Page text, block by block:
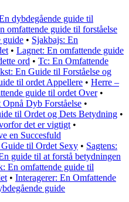
dybdegående guide til
omfattende guide til forståelse
guide • Sjakbajs: En
• Lagnet: En omfattende guide
ord • Tc: En Omfattende
En Guide til Forståelse og
til ordet Appellere • Herre –
guide til ordet Over•
Dyb Forståelse •
til Ordet og Dets Betydning •
det er vigtigt •
en Succesfuld
til Ordet Sexy • Sagtens:
guide til at forstå betydningen
En omfattende guide til
• Interagerer: En Omfattende
guide